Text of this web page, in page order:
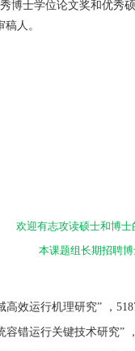
博士学位论文奖和优秀
人。
欢迎有志攻读硕士和博士
本课题组长期招聘博
效运行机理研究” ，
错运行关键技术研究” ，